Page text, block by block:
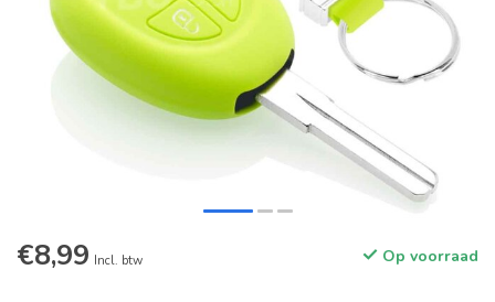
€8,99 Incl. btw Op voorraad